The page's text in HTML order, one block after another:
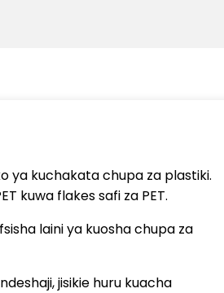
ya kuchakata chupa za plastiki.
kuwa flakes safi za PET.
laini ya kuosha chupa za
jisikie huru kuacha